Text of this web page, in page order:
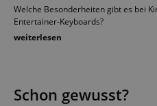
Welche Besonderheiten gibt es bei
Entertainer-Keyboards?
weiterlesen
Schon gewusst?